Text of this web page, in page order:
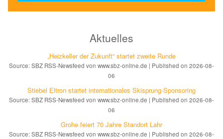
Aktuelles
„Heizkeller der Zu­kunft“ star­tet zwei­te Run­de
Source: SBZ RSS-Newsfeed von www.sbz-online.de
Published on 2026-08-
06
Stiebel Eltron startet internatio­nales Ski­sprung-Spon­soring
Source: SBZ RSS-Newsfeed von www.sbz-online.de
Published on 2026-08-
06
Grohe feiert 70 Jahre Standort Lahr
Source: SBZ RSS-Newsfeed von www.sbz-online.de
Published on 2026-08-